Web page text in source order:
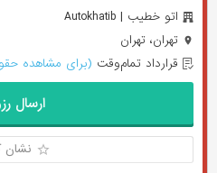
اتو خطیب | Autokhatib
تهران، تهران
قرارداد تمام‌وقت (برای مشاهده
ارسال
نشان